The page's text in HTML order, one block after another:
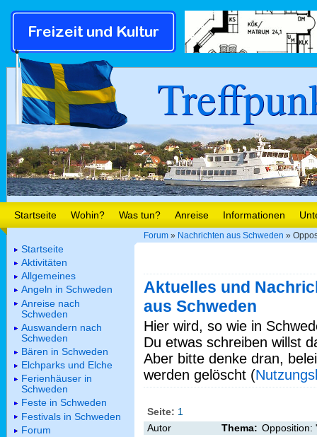
Startseite Wohin? Was tun? Anreise Informationen
Forum » Nachrichten aus Schweden »
Aktuelles und
aus Schweden
Hier wird, so wie in
Du etwas schreiben willst
Aber bitte denke dran,
werden gelöscht (
Seite: 1
Autor
Thema: Opposition:
Startseite
Aktivitäten
Allgemeines
Angeln in Schweden
Anreise nach
Schweden
Auswandern nach
Schweden
Bären in Schweden
Elchparks und Elche
Ferienhäuser in
Schweden
Feste in Schweden
Festivals in Schweden
Forum